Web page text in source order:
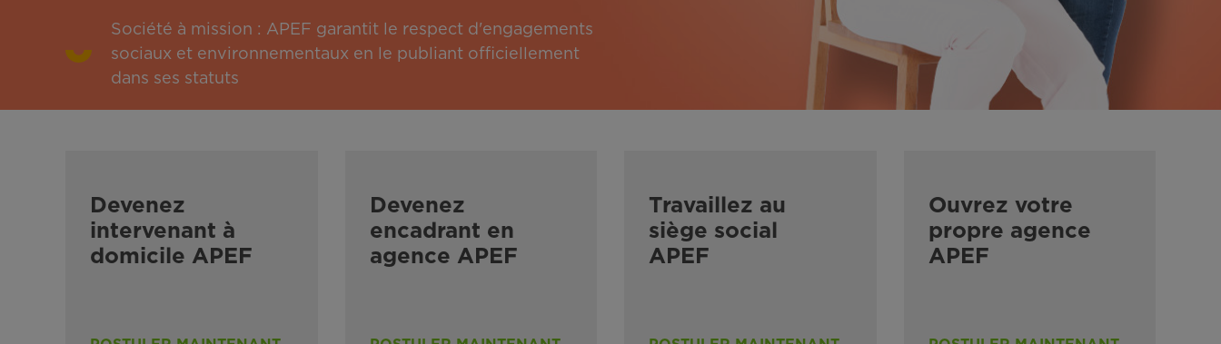
Société à mission : APEF garantit le respect d'engagements
sociaux et environnementaux en le publiant officiellement
dans ses statuts
Devenez
intervenant à
domicile APEF
Devenez
encadrant en
agence APEF
Travaillez au
siège social
APEF
Ouvrez votre
propre agence
APEF